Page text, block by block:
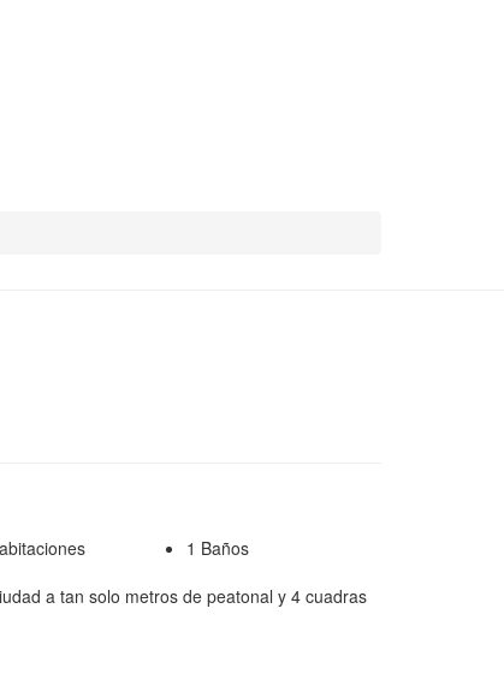
1 Baños
a tan solo metros de peatonal y 4 cuadras